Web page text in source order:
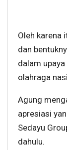
Oleh karena
dan
dalam
olahraga
Agung
apresiasi
Sedayu
dahulu.